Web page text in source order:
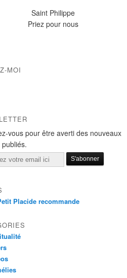
Saint Philippe
Priez pour nous
MOI
vous pour être averti des nouveaux
Placide recommande